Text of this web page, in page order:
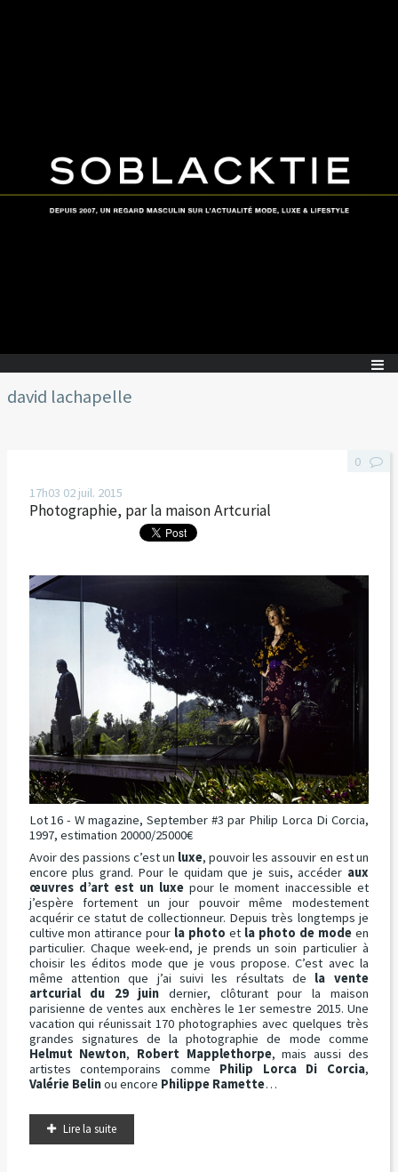
david lachapelle
17h03 02 juil. 2015
Photographie, par la maison Artcurial
Lot 16 - W magazine, September #3 par Philip Lorca Di Corcia,
1997, estimation 20000/25000€
Avoir des passions c’est un luxe, pouvoir les assouvir en est un
encore plus grand. Pour le quidam que je suis, accéder aux
œuvres d’art est un luxe pour le moment inaccessible et
j’espère fortement un jour pouvoir même modestement
acquérir ce statut de collectionneur. Depuis très longtemps je
cultive mon attirance pour la photo et la photo de modeen
particulier. Chaque week-end, je prends un soin particulier à
choisir les éditos mode que je vous propose. C’est avec la
même attention que j’ai suivi les résultats de la vente
artcurial du 29 juin dernier, clôturant pour la maison
parisienne de ventes aux enchères le 1er semestre 2015. Une
vacation qui réunissait 170 photographies avec quelques très
grandes signatures de la photographie de mode comme
Helmut Newton, Robert Mapplethorpe, mais aussi des
artistes contemporains comme Philip Lorca Di Corcia,
Valérie Belinou encore Philippe Ramette…
Lire la suite
0